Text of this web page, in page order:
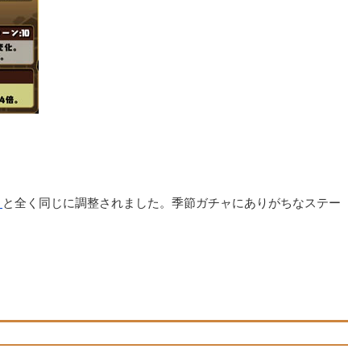
と全く同じに調整されました。季節ガチャにありがちなステー